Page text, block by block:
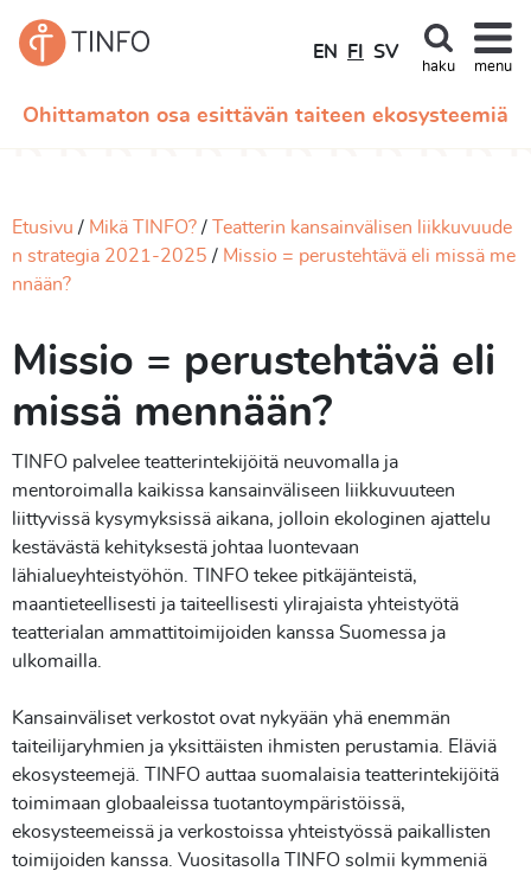
Ohittamaton osa esittävän taiteen ekosysteemiä
EN FI SV
haku menu
Etusivu Mikä TINFO?
Teatterin kansainvälisen liikkuvuude
n strategia 2021-2025
Missio = perustehtävä eli missä me
nnään?
Missio = perustehtävä eli
missä mennään?
TINFO palvelee teatterintekijöitä neuvomalla ja
mentoroimalla kaikissa kansainväliseen liikkuvuuteen
liittyvissä kysymyksissä aikana, jolloin ekologinen ajattelu
kestävästä kehityksestä johtaa luontevaan
lähialueyhteistyöhön. TINFO tekee pitkäjänteistä,
maantieteellisesti ja taiteellisesti ylirajaista yhteistyötä
teatterialan ammattitoimijoiden kanssa Suomessa ja
ulkomailla.
Kansainväliset verkostot ovat nykyään yhä enemmän
taiteilijaryhmien ja yksittäisten ihmisten perustamia. Eläviä
ekosysteemejä. TINFO auttaa suomalaisia teatterintekijöitä
toimimaan globaaleissa tuotantoympäristöissä,
ekosysteemeissä ja verkostoissa yhteistyössä paikallisten
toimijoiden kanssa. Vuositasolla TINFO solmii kymmeniä